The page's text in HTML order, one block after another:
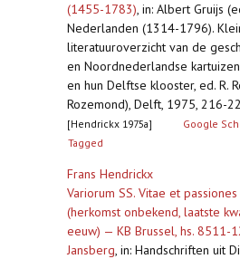
(1455-1783), in: Albert Gruijs
Nederlanden (1314-1796).
literatuuroverzicht van de
en Noordnederlandse
en hun Delftse klooster, ed. R.
Rozemond), Delft, 1975, 216-
[Hendrickx 1975a] Google
Tagged
Frans Hendrickx
Variorum SS. Vitae et
(herkomst onbekend, laatste
eeuw) — KB Brussel, hs. 8511-
Jansberg, in: Handschriften uit